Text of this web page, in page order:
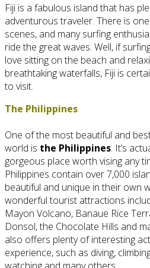
Fiji is a fabulous island that has
adventurous traveler. There is
scenes, and many surfing
ride the great waves. Well, if
love sitting on the beach and
breathtaking waterfalls, Fiji is
to visit.
The Philippines
One of the most beautiful and
world is the Philippines. It’s
gorgeous place worth vising any
Philippines contain over 7,000
beautiful and unique in their own
wonderful tourist attractions
Mayon Volcano, Banaue Rice
Donsol, the Chocolate Hills and
also offers plenty of interesting
experience, such as diving,